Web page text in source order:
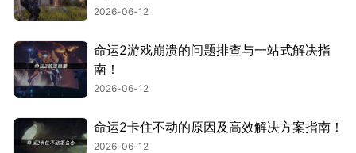
2026-06-12
命运2游戏崩溃的问题排查与一站式解决指
南！
2026-06-12
命运2卡住不动的原因及高效解决方案指南！
2026-06-12